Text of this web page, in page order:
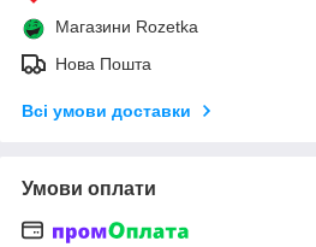
Магазини Rozetka
Нова Пошта
Всі умови доставки
Умови оплати